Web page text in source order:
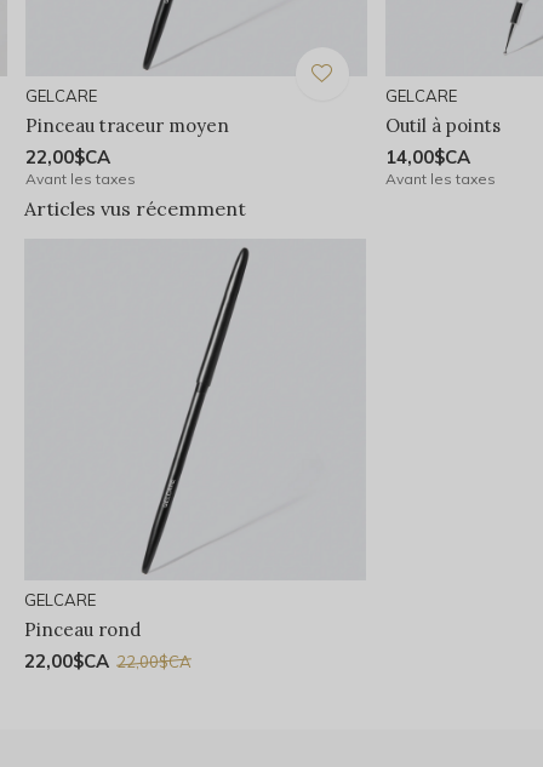
GELCARE
Pinceau traceur moyen
22,00$CA
Avant les taxes
GELCARE
Outil à points
14,00$CA
Avant les taxes
Articles vus récemment
GELCARE
Pinceau rond
22,00$CA 22,00$CA